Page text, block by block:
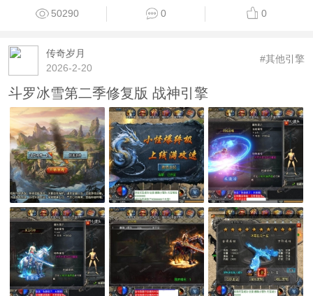
50290 0 0
传奇岁月
2026-2-20
#其他引擎
斗罗冰雪第二季修复版 战神引擎